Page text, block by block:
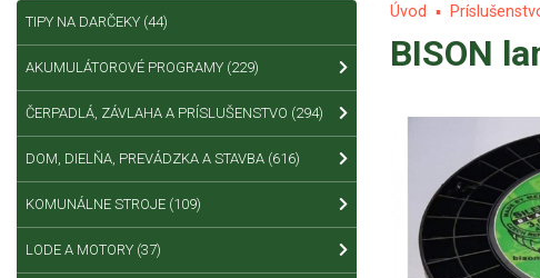
Úvod
BISON
TIPY NA DARČEKY (44)
AKUMULÁTOROVÉ PROGRAMY (229)
ČERPADLÁ, ZÁVLAHA A PRÍSLUŠENSTVO (294)
DOM, DIELŇA, PREVÁDZKA A STAVBA (616)
KOMUNÁLNE STROJE (109)
LODE A MOTORY (37)